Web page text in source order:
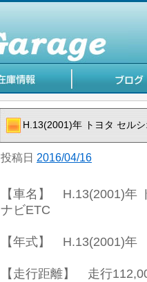
H.13(2001)年 トヨタ セル
投稿日 2016/04/16
【車名】 H.13(2001)年
ナビETC
【年式】 H.13(2001)年
【走行距離】 走行